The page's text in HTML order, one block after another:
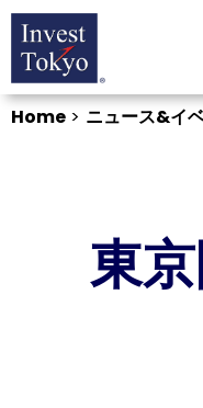
Home > ニュース&イ
東